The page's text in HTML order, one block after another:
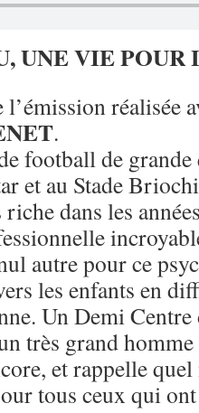
UNE VIE POUR
réalisée
.
football de grande
et au Stade
dans les
autre pour ce
les enfants en
Un Demi Centre
très grand
et rappelle
tous ceux qui